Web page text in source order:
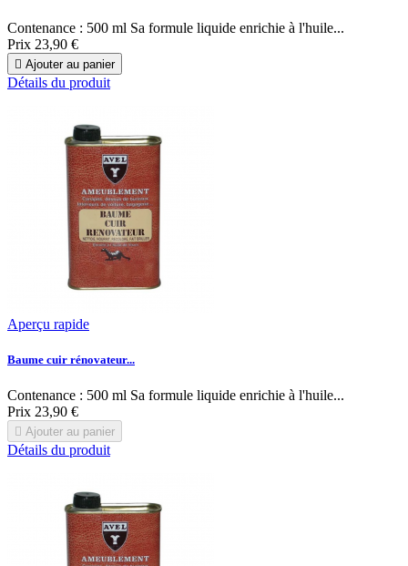
Contenance : 500 ml Sa formule liquide enrichie à l'huile...
Prix 23,90 €
 Ajouter au panier
Détails du produit
Aperçu rapide
Baume cuir rénovateur...
Contenance : 500 ml Sa formule liquide enrichie à l'huile...
Prix 23,90 €
 Ajouter au panier
Détails du produit